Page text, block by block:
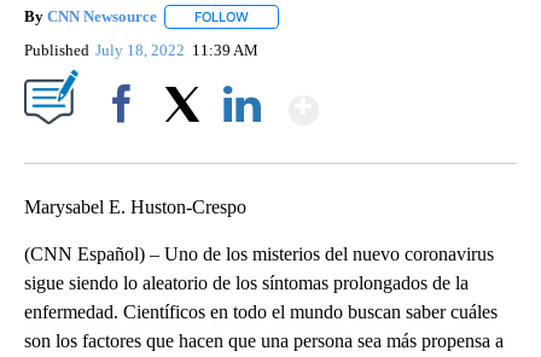
By CNN Newsource FOLLOW
Published July 18, 2022 11:39 AM
Marysabel E. Huston-Crespo
(CNN Español) – Uno de los misterios del nuevo coronavirus
sigue siendo lo aleatorio de los síntomas prolongados de la
enfermedad. Científicos en todo el mundo buscan saber cuáles
son los factores que hacen que una persona sea más propensa a